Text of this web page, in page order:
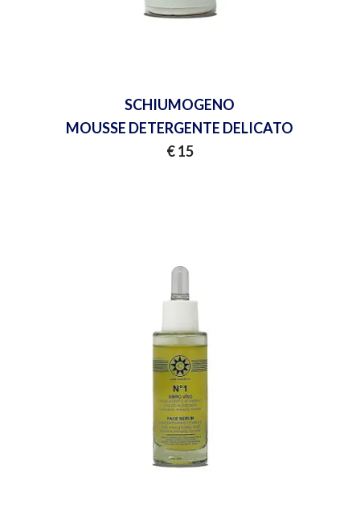
SCHIUMOGENO
MOUSSE DETERGENTE DELICATO
€ 15